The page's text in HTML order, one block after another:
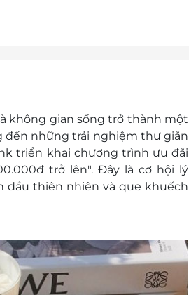
phẩm do lỗi nhà cung cấp bị
mại khác.
không gian sống trở thành một
đến những trải nghiệm thư giãn
triển khai chương trình ưu đãi
trở lên". Đây là cơ hội lý
dầu thiên nhiên và que khuếch